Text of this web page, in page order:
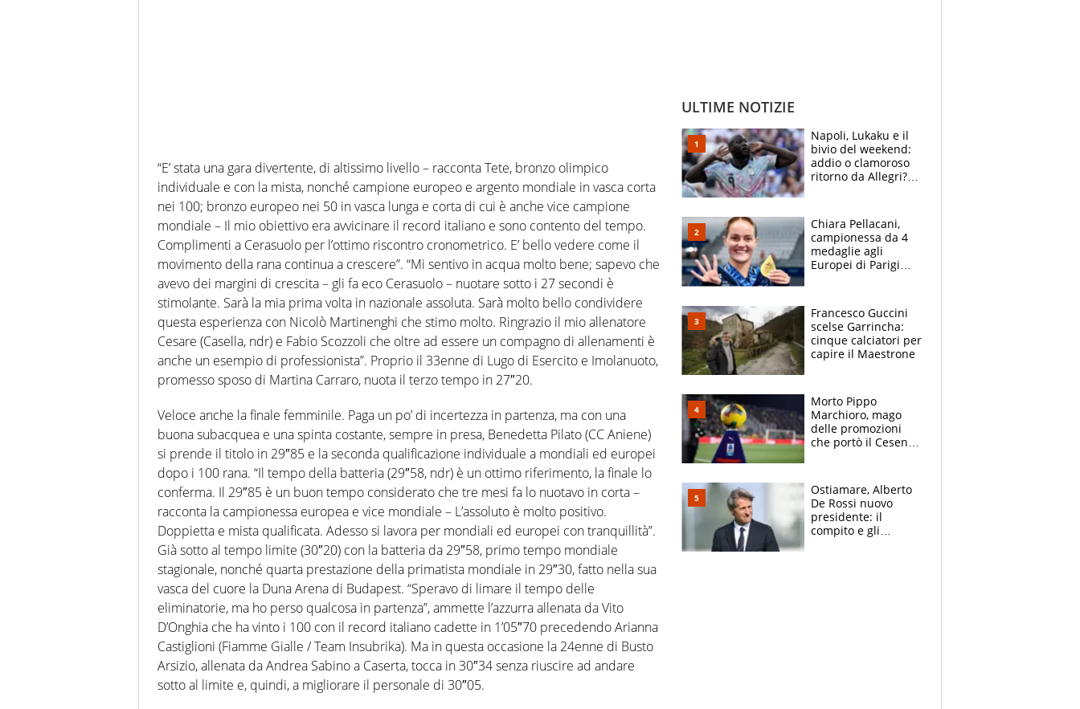
“E’ stata una gara divertente, di altissimo livello – racconta Tete, bronzo olimpico
individuale e con la mista, nonché campione europeo e argento mondiale in vasca corta
nei 100; bronzo europeo nei 50 in vasca lunga e corta di cui è anche vice campione
mondiale – Il mio obiettivo era avvicinare il record italiano e sono contento del tempo.
Complimenti a Cerasuolo per l’ottimo riscontro cronometrico. E’ bello vedere come il
movimento della rana continua a crescere”. “Mi sentivo in acqua molto bene; sapevo che
avevo dei margini di crescita – gli fa eco Cerasuolo – nuotare sotto i 27 secondi è
stimolante. Sarà la mia prima volta in nazionale assoluta. Sarà molto bello condividere
questa esperienza con Nicolò Martinenghi che stimo molto. Ringrazio il mio allenatore
Cesare (Casella, ndr) e Fabio Scozzoli che oltre ad essere un compagno di allenamenti è
anche un esempio di professionista”. Proprio il 33enne di Lugo di Esercito e Imolanuoto,
promesso sposo di Martina Carraro, nuota il terzo tempo in 27″20.
Veloce anche la finale femminile. Paga un po’ di incertezza in partenza, ma con una
buona subacquea e una spinta costante, sempre in presa, Benedetta Pilato (CC Aniene)
si prende il titolo in 29″85 e la seconda qualificazione individuale a mondiali ed europei
dopo i 100 rana. “Il tempo della batteria (29″58, ndr) è un ottimo riferimento, la finale lo
conferma. Il 29″85 è un buon tempo considerato che tre mesi fa lo nuotavo in corta –
racconta la campionessa europea e vice mondiale – L’assoluto è molto positivo.
Doppietta e mista qualificata. Adesso si lavora per mondiali ed europei con tranquillità”.
Già sotto al tempo limite (30″20) con la batteria da 29″58, primo tempo mondiale
stagionale, nonché quarta prestazione della primatista mondiale in 29″30, fatto nella sua
vasca del cuore la Duna Arena di Budapest. “Speravo di limare il tempo delle
eliminatorie, ma ho perso qualcosa in partenza”, ammette l’azzurra allenata da Vito
D’Onghia che ha vinto i 100 con il record italiano cadette in 1’05″70 precedendo Arianna
Castiglioni (Fiamme Gialle / Team Insubrika). Ma in questa occasione la 24enne di Busto
Arsizio, allenata da Andrea Sabino a Caserta, tocca in 30″34 senza riuscire ad andare
sotto al limite e, quindi, a migliorare il personale di 30″05.
ULTIME NOTIZIE
Napoli, Lukaku e il
bivio del weekend:
addio o clamoroso
ritorno da Allegri?
Chiara Pellacani,
campionessa da 4
medaglie agli
Europei di Parigi
giornalista, mamma
Francesca
Insegnante e il
fratello calciatore
Francesco Guccini
scelse Garrincha:
cinque calciatori per
capire il Maestrone
Morto Pippo
Marchioro, mago
delle promozioni
che portò il Cesena
di Baresi
Ostiamare, Alberto
De Rossi nuovo
presidente: il
compito e gli